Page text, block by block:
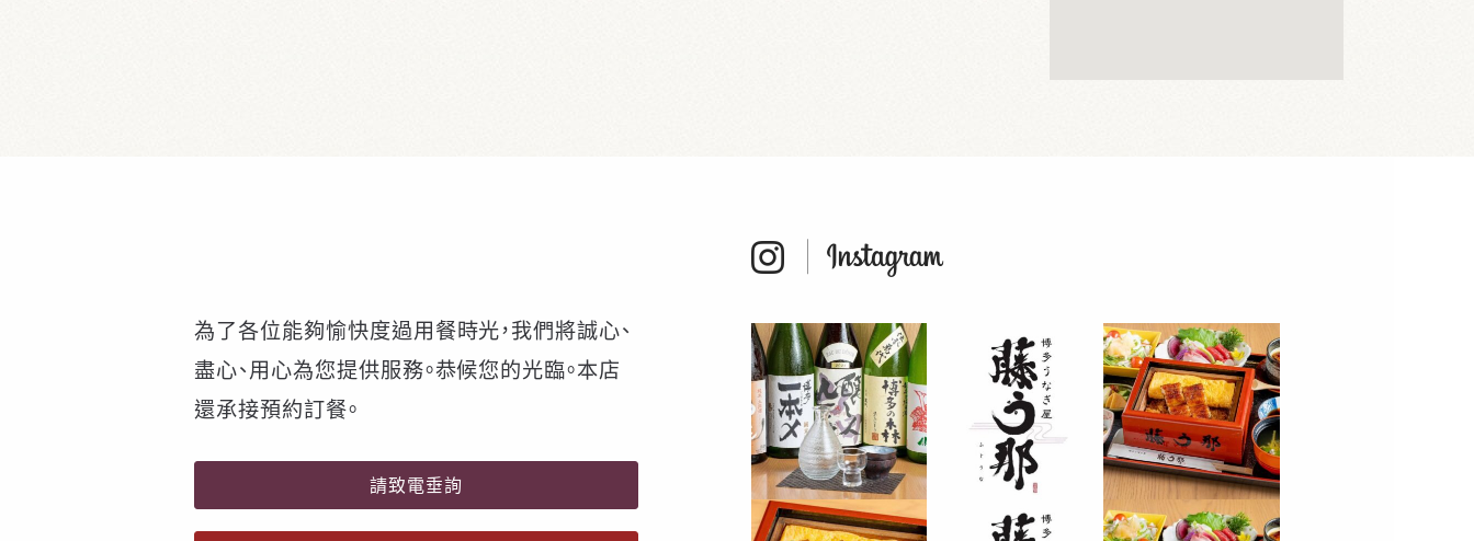
為了各位能夠愉快度過用餐時光，我們將誠心、
盡心、用心為您提供服務。恭候您的光臨。本店
還承接預約訂餐。
請致電垂詢